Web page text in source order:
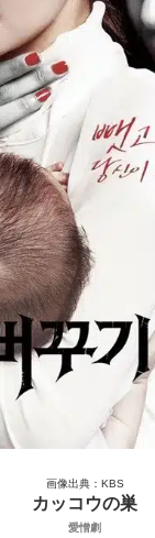
画像出典：KBS
カッコウの巣
愛憎劇